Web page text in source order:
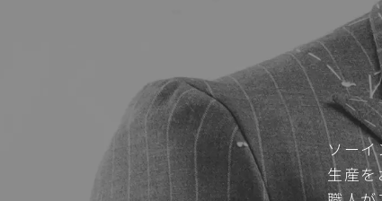
ソー
生産